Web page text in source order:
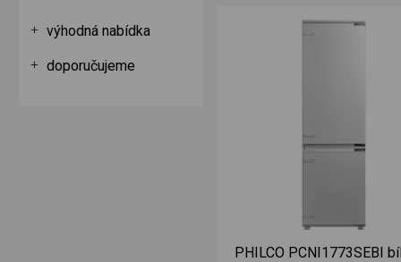
PHILCO PCNI1773SEBI
výhodná nabídka
doporučujeme